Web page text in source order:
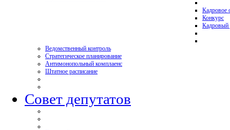
Кадровое
Конкурс
Кадровый
Ведомственный контроль
Стратегическое планирование
Антимонопольный комплаенс
Штатное расписание
Совет депутатов